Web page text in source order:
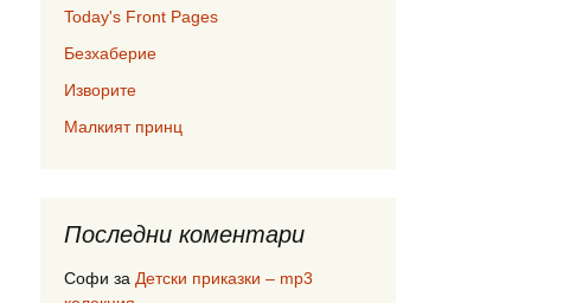
Today's Front Pages
Безхаберие
Изворите
Малкият принц
Последни коментари
Софи за Детски приказки – mp3